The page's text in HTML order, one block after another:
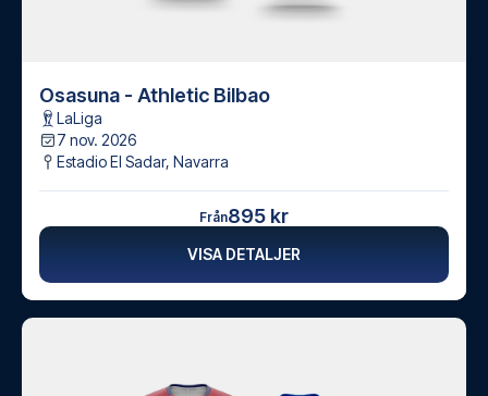
Osasuna - Athletic Bilbao
LaLiga
7 nov. 2026
Estadio El Sadar, Navarra
Från895 kr
VISA DETALJER